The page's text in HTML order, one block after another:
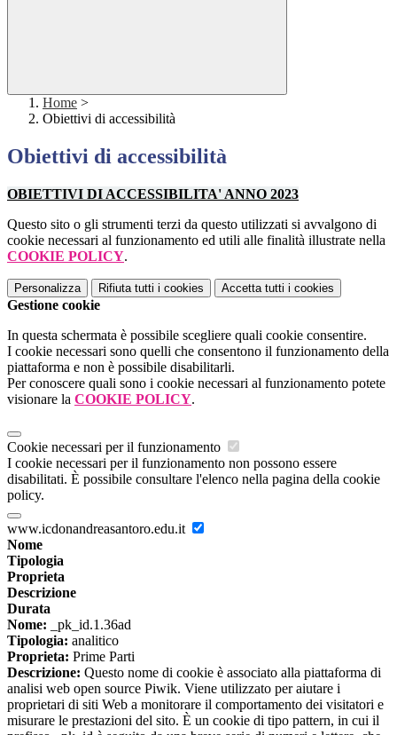
Home >
Obiettivi di accessibilità
Obiettivi di accessibilità
OBIETTIVI DI ACCESSIBILITA' ANNO 2023
Questo sito o gli strumenti terzi da questo utilizzati si avvalgono di
cookie necessari al funzionamento ed utili alle finalità illustrate nella
COOKIE POLICY.
Personalizza Rifiuta tutti i cookies Accetta tutti i cookies
Gestione cookie
In questa schermata è possibile scegliere quali cookie consentire.
I cookie necessari sono quelli che consentono il funzionamento della
piattaforma e non è possibile disabilitarli.
Per conoscere quali sono i cookie necessari al funzionamento potete
visionare la COOKIE POLICY.
Cookie necessari per il funzionamento
I cookie necessari per il funzionamento non possono essere
disabilitati. È possibile consultare l'elenco nella pagina della cookie
policy.
www.icdonandreasantoro.edu.it
Nome
Tipologia
Proprieta
Descrizione
Durata
Nome: _pk_id.1.36ad
Tipologia: analitico
Proprieta: Prime Parti
Descrizione: Questo nome di cookie è associato alla piattaforma di
analisi web open source Piwik. Viene utilizzato per aiutare i
proprietari di siti Web a monitorare il comportamento dei visitatori e
misurare le prestazioni del sito. È un cookie di tipo pattern, in cui il